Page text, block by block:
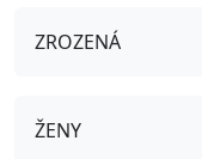
ZROZENÁ
ŽENY